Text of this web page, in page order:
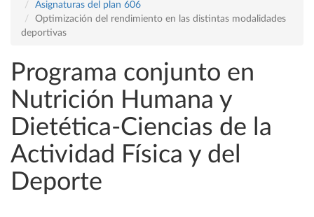
Asignaturas del plan 606
Optimización del rendimiento en las distintas modalidades
deportivas
Programa conjunto en
Nutrición Humana y
Dietética-Ciencias de la
Actividad Física y del
Deporte